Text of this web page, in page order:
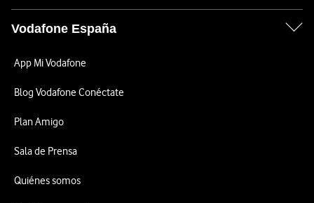
Vodafone España
App Mi Vodafone
Blog Vodafone Conéctate
Plan Amigo
Sala de Prensa
Quiénes somos